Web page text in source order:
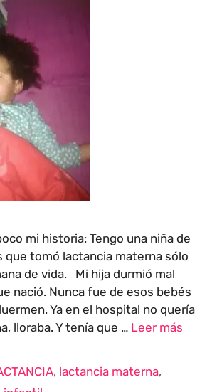
mi historia: Tengo una niña de
que tomó lactancia materna sólo
de vida. Mi hija durmió mal
nació. Nunca fue de esos bebés
Ya en el hospital no quería
lloraba. Y tenía que … Leer más
, lactancia materna,